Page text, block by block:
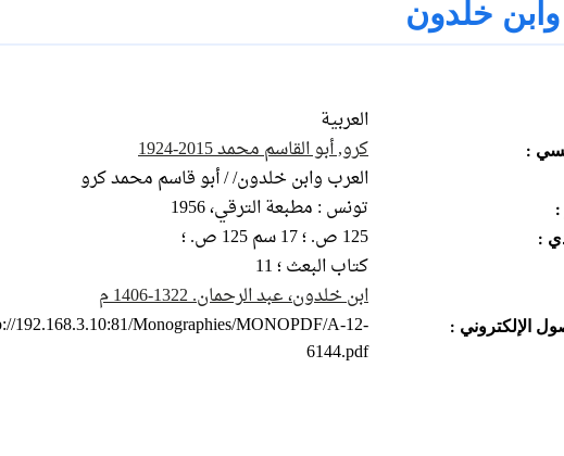
خلدون
العربية
: كرو, أبو القاسم محمد 2015-1924
العرب وابن خلدون/ / أبو قاسم محمد كرو
: تونس : مطبعة الترقي، 1956
: 125 ص. ؛ 17 سم 125 ص. ؛
كتاب البعث ؛ 11
ابن خلدون، عبد الرحمان. 1322-1406 م
الإلكتروني :
192.168.3.10:81/Monographies/MONOPDF/A-12-
6144.pdf